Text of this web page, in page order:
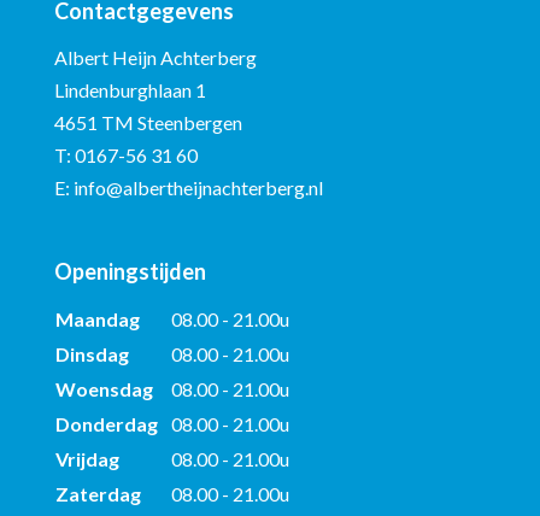
Contactgegevens
Albert Heijn Achterberg
Lindenburghlaan 1
4651 TM Steenbergen
T: 0167-56 31 60
E: info@albertheijnachterberg.nl
Openingstijden
Maandag
08.00 - 21.00u
Dinsdag
08.00 - 21.00u
Woensdag
08.00 - 21.00u
Donderdag 08.00 - 21.00u
Vrijdag
08.00 - 21.00u
Zaterdag
08.00 - 21.00u